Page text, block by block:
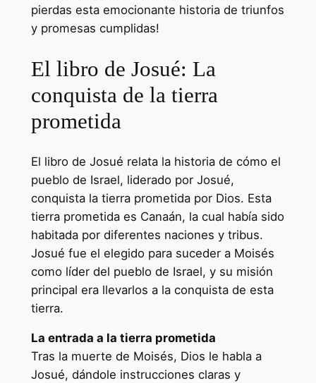
pierdas esta emocionante historia de triunfos
y promesas cumplidas!
El libro de Josué: La
conquista de la tierra
prometida
El libro de Josué relata la historia de cómo el
pueblo de Israel, liderado por Josué,
conquista la tierra prometida por Dios. Esta
tierra prometida es Canaán, la cual había sido
habitada por diferentes naciones y tribus.
Josué fue el elegido para suceder a Moisés
como líder del pueblo de Israel, y su misión
principal era llevarlos a la conquista de esta
tierra.
La entrada a la tierra prometida
Tras la muerte de Moisés, Dios le habla a
Josué, dándole instrucciones claras y